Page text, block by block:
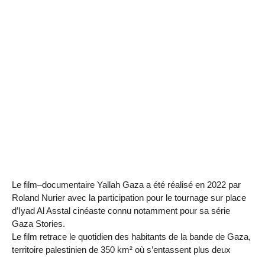
Le film–documentaire Yallah Gaza a été réalisé en 2022 par
Roland Nurier avec la participation pour le tournage sur place
d’Iyad Al Asstal cinéaste connu notamment pour sa série
Gaza Stories.
Le film retrace le quotidien des habitants de la bande de Gaza,
territoire palestinien de 350 km² où s’entassent plus deux